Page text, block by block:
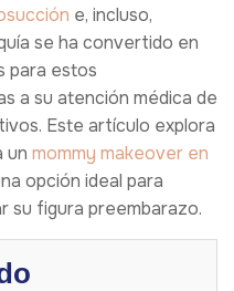
e, incluso,
se ha convertido en
para estos
a su atención médica de
Este artículo explora
un mommy makeover en
opción ideal para
su figura preembarazo.